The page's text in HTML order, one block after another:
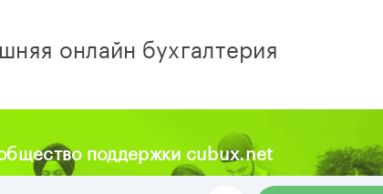
онлайн бухгалтерия
поддержки cubux.net